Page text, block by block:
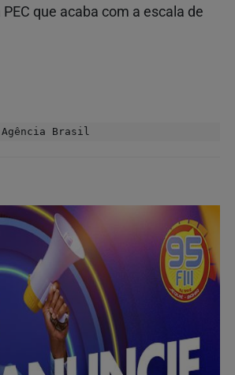
que acaba com a escala de
Agência Brasil